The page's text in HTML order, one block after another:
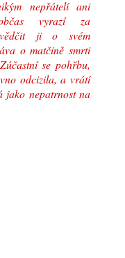
nepřátelí ani
vyrazí za
ji o svém
o matčině smrti
se pohřbu,
odcizila, a vrátí
jako nepatrnost na